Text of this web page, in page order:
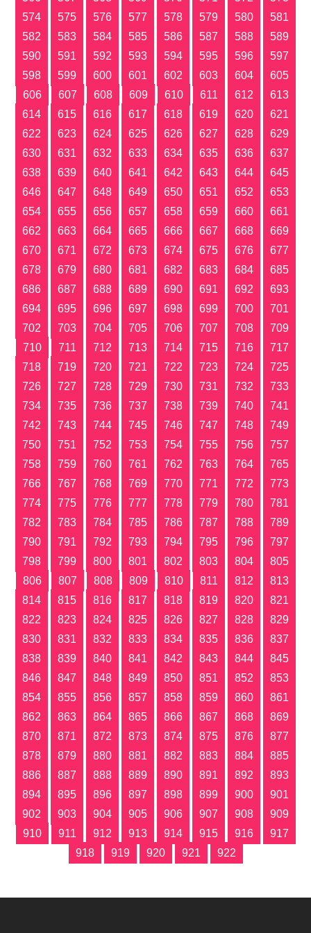
574
575 576 577 578 579 580
581
582
583 584 585 586 587 588
589
590
591 592 593 594 595 596
597
598
599 600 601 602 603 604
605
606
607 608 609 610 611 612
613
614
615 616 617 618 619 620
621
622
623 624 625 626 627 628
629
630
631 632 633 634 635 636
637
638
639 640 641 642 643 644
645
646
647 648 649 650 651 652
653
654
655 656 657 658 659 660
661
662
663 664 665 666 667 668
669
670
671 672 673 674 675 676
677
678
679 680 681 682 683 684
685
686
687 688 689 690 691 692
693
694
695 696 697 698 699 700
701
702
703 704 705 706 707 708
709
710
711 712 713 714 715 716
717
718
719 720 721 722 723 724
725
726
727 728 729 730 731 732
733
734
735 736 737 738 739 740
741
742
743 744 745 746 747 748
749
750
751 752 753 754 755 756
757
758
759 760 761 762 763 764
765
766
767 768 769 770 771 772
773
774
775 776 777 778 779 780
781
782
783 784 785 786 787 788
789
790
791 792 793 794 795 796
797
798
799 800 801 802 803 804
805
806
807 808 809 810 811 812
813
814
815 816 817 818 819 820
821
822
823 824 825 826 827 828
829
830
831 832 833 834 835 836
837
838
839 840 841 842 843 844
845
846
847 848 849 850 851 852
853
854
855 856 857 858 859 860
861
862
863 864 865 866 867 868
869
870
871 872 873 874 875 876
877
878
879 880 881 882 883 884
885
886
887 888 889 890 891 892
893
894
895 896 897 898 899 900
901
902
903 904 905 906 907 908
909
910
911 912 913 914 915 916
917
918
919 920 921 922